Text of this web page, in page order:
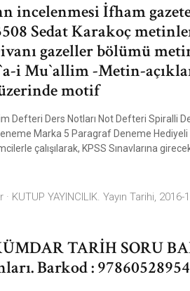
incelenmesi İfham
Sedat Karakoç
gazeller bölümü
i Mu`allim -Metin-
motif
Defteri Ders Notları Not Defteri Spiralli
Marka 5 Paragraf Deneme
çalışılarak, KPSS Sınavlarına
YAYINCILIK. Yayın Tarihi, 2016-
TARİH SORU
Barkod :